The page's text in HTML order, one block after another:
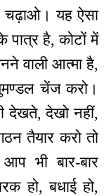
चढ़ाओ। यह ऐसा
पात्र है, कोटों में
वाली आत्मा है,
चेंज करो।
देखते, देखो नहीं,
तैयार करो तो
आप भी बार-बार
हो, बधाई हो,